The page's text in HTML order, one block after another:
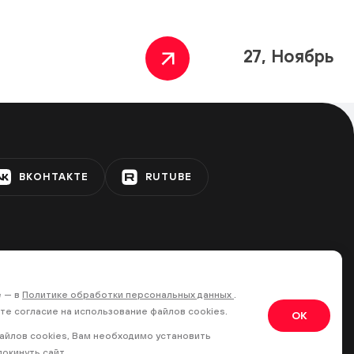
27, Ноябрь
ВКОНТАКТЕ RUTUBE
— в Политике обработки персональных данных .
согласие на использование файлов cookies.
cookies, Вам необходимо установить
OK